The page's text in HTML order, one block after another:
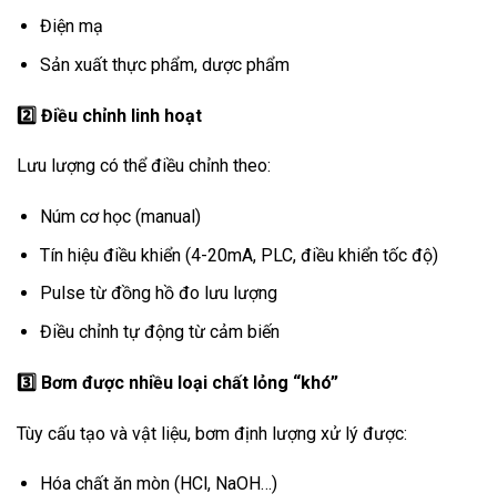
Điện mạ
Sản xuất thực phẩm, dược phẩm
2️ Điều chỉnh linh hoạt
Lưu lượng có thể điều chỉnh theo:
Núm cơ học (manual)
Tín hiệu điều khiển (4-20mA, PLC, điều khiển tốc độ)
Pulse từ đồng hồ đo lưu lượng
Điều chỉnh tự động từ cảm biến
3️ Bơm được nhiều loại chất lỏng “khó”
Tùy cấu tạo và vật liệu, bơm định lượng xử lý được:
Hóa chất ăn mòn (HCl, NaOH…)